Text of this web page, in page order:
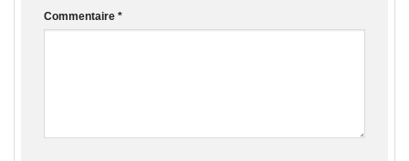
Commentaire *